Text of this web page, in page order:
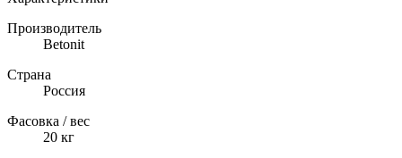
Производитель
Betonit
Страна
Россия
Фасовка / вес
20 кг